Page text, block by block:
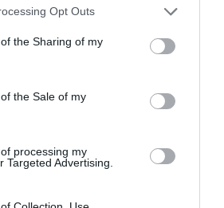
app uses one or more Google
or usage behaviour. You may click to
to Google and its third-party tags to
specified purposes in below Google
Opt Outs
the Sharing of my
the Sale of my
processing my
Targeted Advertising.